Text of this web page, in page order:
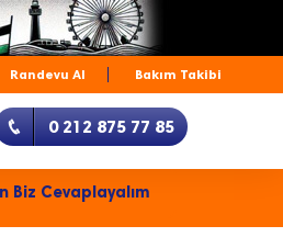
Randevu Al Bakım Takibi
0 212 875 77 85
Biz Cevaplayalım